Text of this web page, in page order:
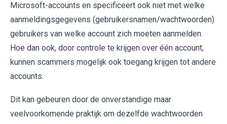
Microsoft-accounts en specificeert ook niet met welke
aanmeldingsgegevens (gebruikersnamen/wachtwoorden)
gebruikers van welke account zich moeten aanmelden.
Hoe dan ook, door controle te krijgen over één account,
kunnen scammers mogelijk ook toegang krijgen tot andere
accounts.
Dit kan gebeuren door de onverstandige maar
veelvoorkomende praktijk om dezelfde wachtwoorden